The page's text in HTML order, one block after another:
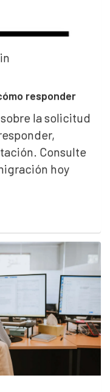
responder
la solicitud
Consulte
hoy